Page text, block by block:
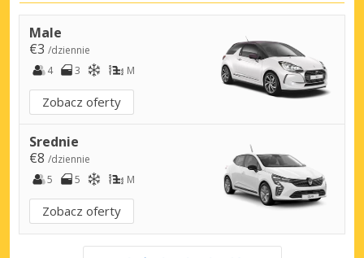
Male
€3 /dziennie
4
3 M
Zobacz oferty
Srednie
€8 /dziennie
5
5 M
Zobacz oferty